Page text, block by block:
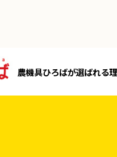
農機具ひろばが選ばれる